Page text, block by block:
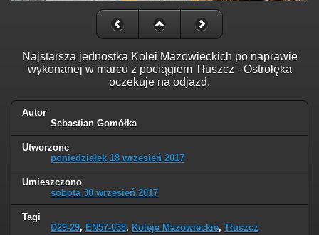
Najstarsza jednostka Kolei Mazowieckich po naprawie
wykonanej w marcu z pociągiem Tłuszcz - Ostrołęka
oczekuje na odjazd.
Autor
Sebastian Gomółka
Utworzone
poniedziałek 18 wrzesień 2017
Umieszczono
sobota 30 wrzesień 2017
Tagi
D29-29, EN57-038, Koleje Mazowieckie, Tłuszcz